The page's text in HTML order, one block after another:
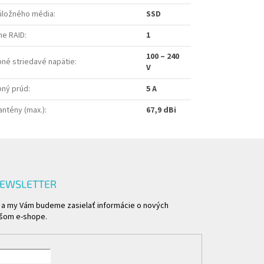
média:
SSD
RAID: 1
striedavé napätie:
100 – 240
V
prúd:
5 A
(max.): 67,9 dBi
my Vám budeme zasielať informácie o nových
e-shope.